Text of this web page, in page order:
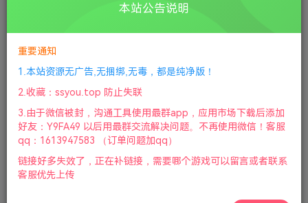
仙剑奇侠传6/Chinese Paladin 6
此内容为付费资源，请付费后查看
鲜花 5
赞助会员 免费
付费资源
本站公告说明
重要通知
1.本站资源无广告,无捆绑,无毒，都是纯净版！
2.收藏：ssyou.top 防止失联
3.由于微信被封，沟通工具使用最群app，应用市场下载后添加
好友：Y9FA49 以后用最群交流解决问题。不再使用微信！客服
qq：1613947583 （订单问题加qq）
链接好多失效了，正在补链接，需要哪个游戏可以留言或者联系
客服优先上传